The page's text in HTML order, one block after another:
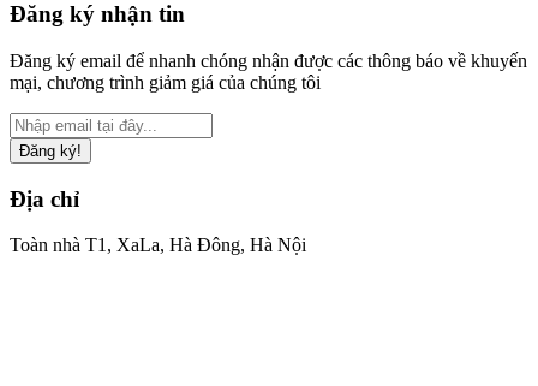
Đăng ký nhận tin
Đăng ký email để nhanh chóng nhận được các thông báo về khuyến
mại, chương trình giảm giá của chúng tôi
Đăng ký!
Địa chỉ
Toàn nhà T1, XaLa, Hà Đông, Hà Nội